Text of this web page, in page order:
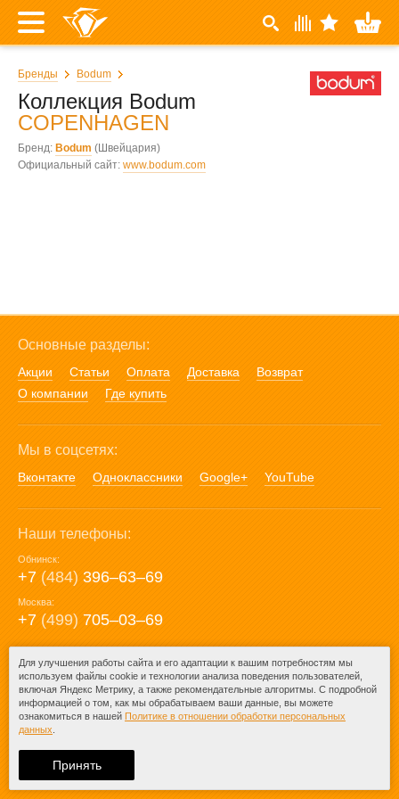
Бренды Bodum
Коллекция Bodum
COPENHAGEN
Бренд: Bodum (Швейцария)
Официальный сайт: www.bodum.com
Основные разделы:
Акции Статьи Оплата Доставка
Возврат
О компании
Где купить
Мы в соцсетях:
Вконтакте Одноклассники Google+ YouTube
Наши телефоны:
Обнинск:
+7 (484) 396‒63‒69
Москва:
+7 (499) 705‒03‒69
E-mail:
mail@posuda40.ru
При любом копировании информации
ссылка на
Для улучшения работы сайта и его адаптации к вашим потребностям мы
используем файлы cookie и технологии анализа поведения пользователей,
включая Яндекс Метрику, а также рекомендательные алгоритмы. С подробной
информацией о том, как мы обрабатываем ваши данные, вы можете
ознакомиться в нашей Политике в отношении обработки персональных
данных
Принять